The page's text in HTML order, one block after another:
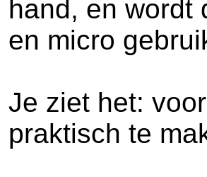
hand, en wordt
en micro
Je ziet het:
praktisch te